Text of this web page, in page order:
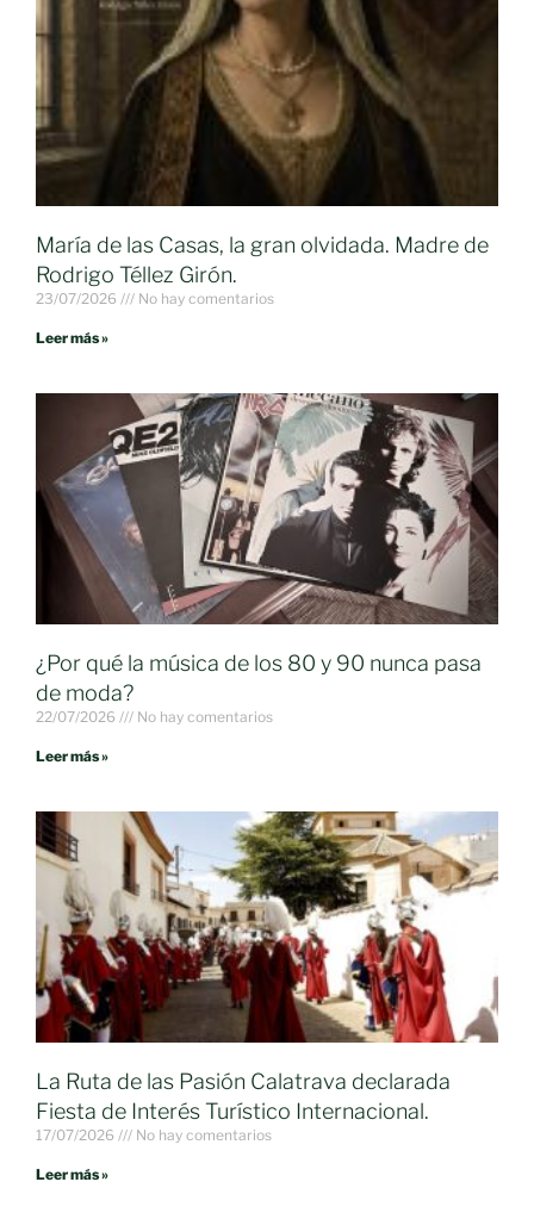
María de las Casas, la gran olvidada. Madre de
Rodrigo Téllez Girón.
23/07/2026 No hay comentarios
Leer más »
¿Por qué la música de los 80 y 90 nunca pasa
de moda?
22/07/2026 No hay comentarios
Leer más »
La Ruta de las Pasión Calatrava declarada
Fiesta de Interés Turístico Internacional.
17/07/2026 No hay comentarios
Leer más »